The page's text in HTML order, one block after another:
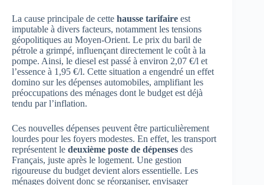
La cause principale de cette hausse tarifaire est
imputable à divers facteurs, notamment les tensions
géopolitiques au Moyen-Orient. Le prix du baril de
pétrole a grimpé, influençant directement le coût à la
pompe. Ainsi, le diesel est passé à environ 2,07 €/l et
l’essence à 1,95 €/l. Cette situation a engendré un effet
domino sur les dépenses automobiles, amplifiant les
préoccupations des ménages dont le budget est déjà
tendu par l’inflation.
Ces nouvelles dépenses peuvent être particulièrement
lourdes pour les foyers modestes. En effet, les transport
représentent le deuxième poste de dépenses des
Français, juste après le logement. Une gestion
rigoureuse du budget devient alors essentielle. Les
ménages doivent donc se réorganiser, envisager